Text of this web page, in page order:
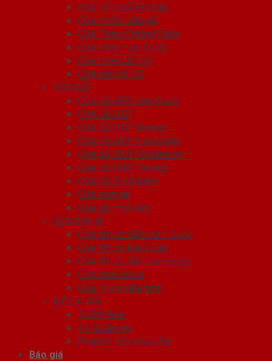
Cửa Gỗ Chống Cháy
Cửa nhôm vân gỗ
Cửa Thép Chống Cháy
Cửa thép Hàn Quốc
Cửa thép vân gỗ
Cửa vân gỗ 5D
CỬA GỖ
Cửa Gỗ ABS Hàn Quốc
Cửa Gỗ HDF
Cửa Gỗ HDF Veneer
Cửa Gỗ MDF Laminate
Cửa gỗ MDF Melamine
Cửa Gỗ MDF Veneer
Cửa Gỗ Tự Nhiên
Cửa vòm gỗ
Cửa gỗ nhà tắm
CỬA NHỰA
Cửa Nhựa ABS Hàn Quốc
Cửa Nhựa Đài Loan
Cửa Nhựa Gỗ Composite
Cửa vòm nhựa
Cửa nhựa nhà tắm
NỘI THẤT
Tủ Kệ Bếp
Tủ Quần Áo
Phụ kiện cửa nhà tắm
Báo giá